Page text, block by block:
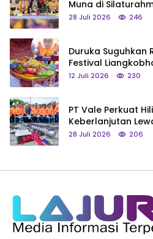
Muna di
Saya Bukan Tipe
28 Juli 2026 246
Duruka Suguhkan
Festival
hingga Tumpeng
12 Juli 2026 230
PT Vale Perkuat
Keberlanjutan
28 Juli 2026 206